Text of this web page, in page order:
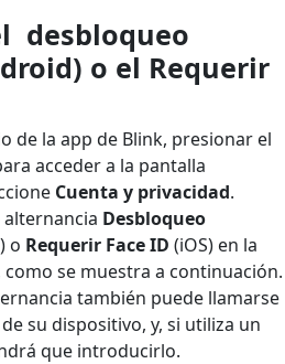
desbloqueo
o el Requerir
de la app de Blink, presionar el
acceder a la pantalla
Cuenta y privacidad.
Desbloqueo
o Requerir Face ID (iOS) en la
como se muestra a continuación.
también puede llamarse
su dispositivo, y, si utiliza un
que introducirlo.